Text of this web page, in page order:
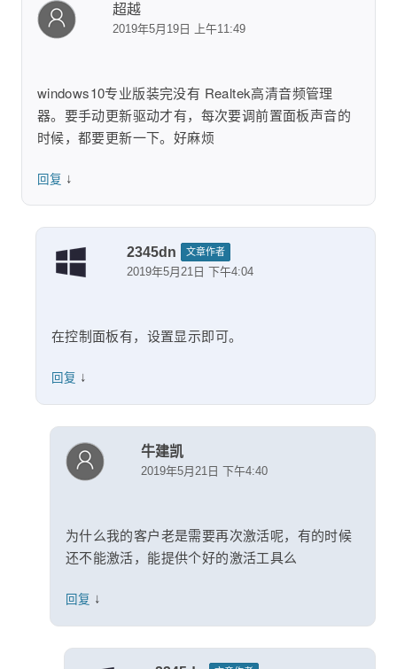
超越
2019年5月19日 上午11:49
windows10专业版装完没有 Realtek高清音频管理
器。要手动更新驱动才有，每次要调前置面板声音的
时候，都要更新一下。好麻烦
回复 ↓
2345dn 文章作者
2019年5月21日 下午4:04
在控制面板有，设置显示即可。
回复 ↓
牛建凯
2019年5月21日 下午4:40
为什么我的客户老是需要再次激活呢，有的时候
还不能激活，能提供个好的激活工具么
回复 ↓